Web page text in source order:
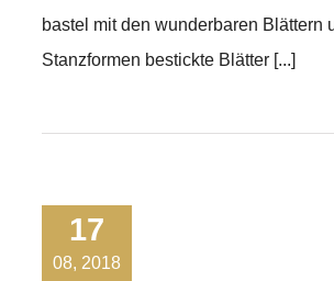
bastel mit den wunderbaren Blättern
Stanzformen bestickte Blätter [...]
17
08, 2018